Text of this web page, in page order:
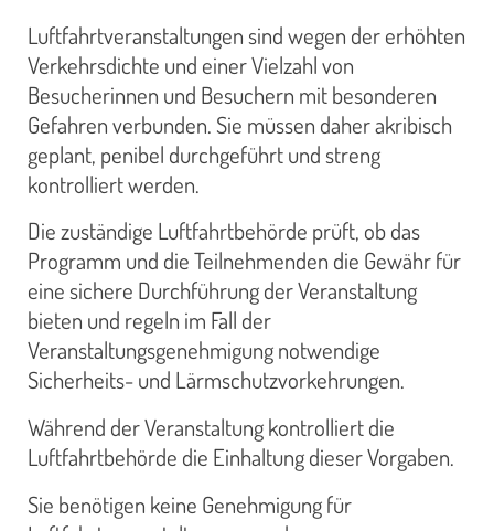
Luftfahrtveranstaltungen sind wegen der erhöhten
Verkehrsdichte und einer Vielzahl von
Besucherinnen und Besuchern mit besonderen
Gefahren verbunden. Sie müssen daher akribisch
geplant, penibel durchgeführt und streng
kontrolliert werden.
Die zuständige Luftfahrtbehörde prüft, ob das
Programm und die Teilnehmenden die Gewähr für
eine sichere Durchführung der Veranstaltung
bieten und regeln im Fall der
Veranstaltungsgenehmigung notwendige
Sicherheits- und Lärmschutzvorkehrungen.
Während der Veranstaltung kontrolliert die
Luftfahrtbehörde die Einhaltung dieser Vorgaben.
Sie benötigen keine Genehmigung für